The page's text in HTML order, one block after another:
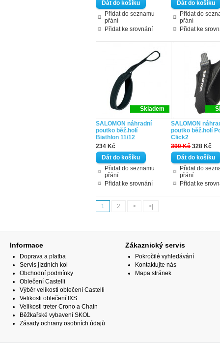
Přidat do seznamu
přání
Přidat ke srovnání
Přidat do
přání
Přidat ke
Skladem
SALOMON náhradní
poutko běž.holí
Biathlon 11/12
234 Kč
Přidat do seznamu
přání
Přidat ke srovnání
SALOMON
poutko běž.holí
Click2
390 Kč 328 Kč
Přidat do
přání
Přidat ke
1 2 > >|
Informace
Doprava a platba
Servis jízdních kol
Obchodní podmínky
Oblečení Castelli
Výběr velikosti oblečení Castelli
Velikosti oblečení IXS
Velikosti treter Crono a Chain
Běžkařské vybavení SKOL
Zásady ochrany osobních údajů
Zákaznický servis
Pokročilé vyhledávání
Kontaktujte nás
Mapa stránek